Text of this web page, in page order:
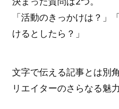
「活動のきっかけは？」
けるとしたら？」
文字で伝える記事とは別
リエイターのさらなる魅